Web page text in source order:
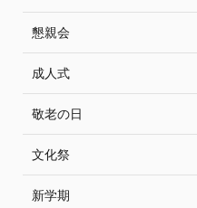
懇親会
成人式
敬老の日
文化祭
新学期